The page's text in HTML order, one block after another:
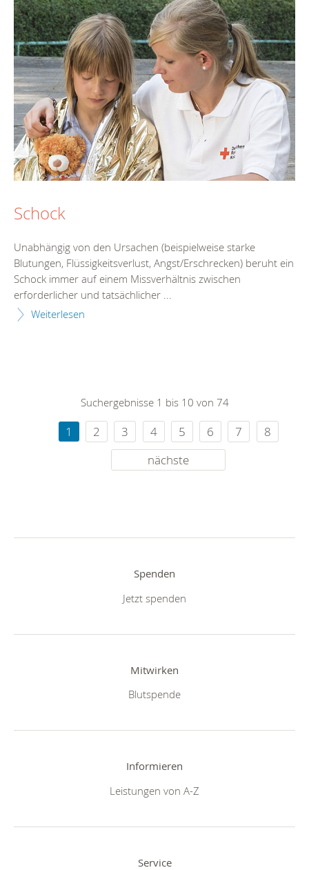
Schock
Unabhängig von den Ursachen (beispielweise starke
Blutungen, Flüssigkeitsverlust, Angst/Erschrecken) beruht ein
Schock immer auf einem Missverhältnis zwischen
erforderlicher und tatsächlicher ...
Weiterlesen
Suchergebnisse 1 bis 10 von 74
1 2 3 4 5 6 7
8
nächste
Spenden
Jetzt spenden
Mitwirken
Blutspende
Informieren
Leistungen von A-Z
Service